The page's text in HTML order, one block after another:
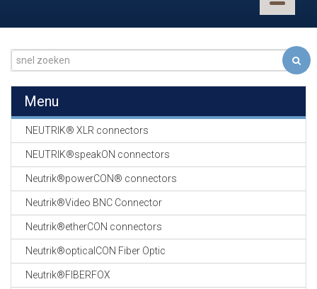
GEVLOCHTEN KOUS
EN
KRIMP KOUS
KOPER KABEL
OP ROL
OCC OPTICAL
FIBER CABLE
Menu
NEUTRIK® XLR connectors
NEUTRIK®speakON connectors
Neutrik®powerCON® connectors
Neutrik®Video BNC Connector
Neutrik®etherCON connectors
Neutrik®opticalCON Fiber Optic
Neutrik®FIBERFOX